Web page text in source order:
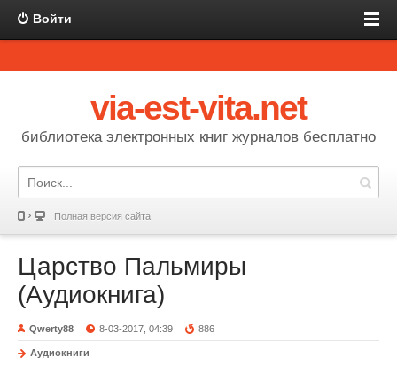
Войти
via-est-vita.net
библиотека электронных книг журналов бесплатно
Полная версия сайта
Царство Пальмиры
(Аудиокнига)
Qwerty88 8-03-2017, 04:39 886
Аудиокниги